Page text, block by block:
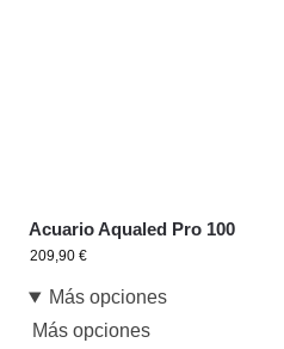
Acuario Aqualed Pro 100
209,90 €
Más opciones
Más opciones